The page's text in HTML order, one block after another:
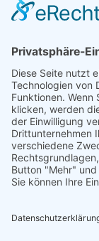
HAUPTBÜRO:
Hohe Straße 11
04107 Leipzig
Tel.: +49 341 22
info@steinbeis-